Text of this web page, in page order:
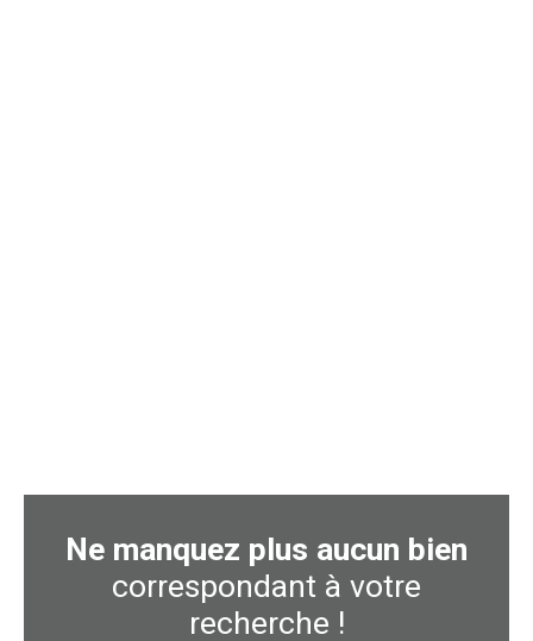
Ne manquez plus aucun bien
correspondant à votre
recherche !